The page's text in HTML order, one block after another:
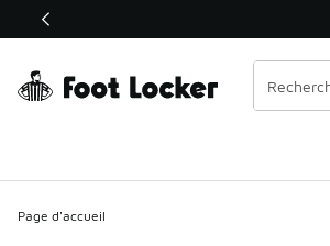
Ce lien ouvrira une nouvelle fenêtre
Page d'accueil